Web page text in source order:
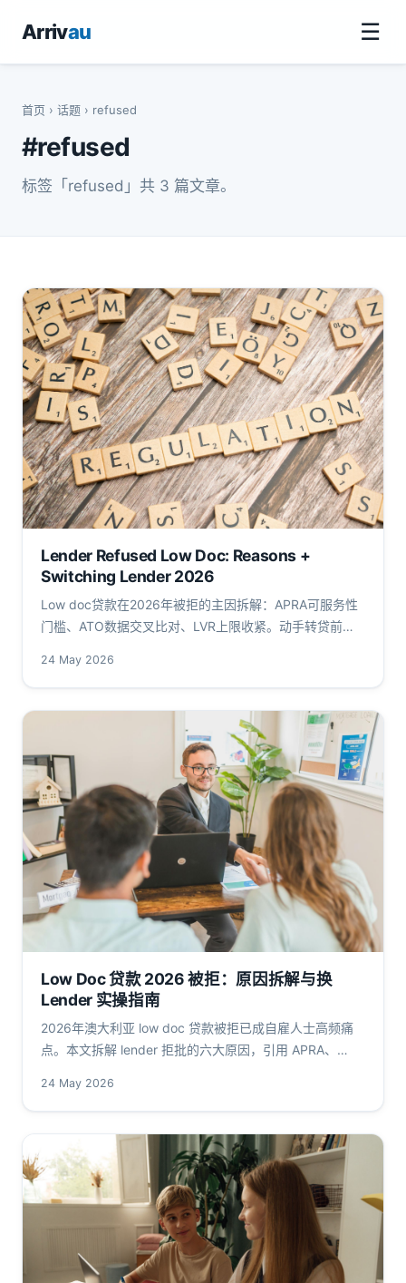
Arrivau ☰
首页 › 话题 › refused
#refused
标签「refused」共 3 篇文章。
Lender Refused Low Doc: Reasons +
Switching Lender 2026
Low doc贷款在2026年被拒的主因拆解：APRA可服务性
门槛、ATO数据交叉比对、LVR上限收紧。动手转贷前，
24 May 2026
Low Doc 贷款 2026 被拒：原因拆解与换
Lender 实操指南
2026年澳大利亚 low doc 贷款被拒已成自雇人士高频痛
点。本文拆解 lender 拒批的六大原因，引用 APRA、
doc refused 2026。
24 May 2026